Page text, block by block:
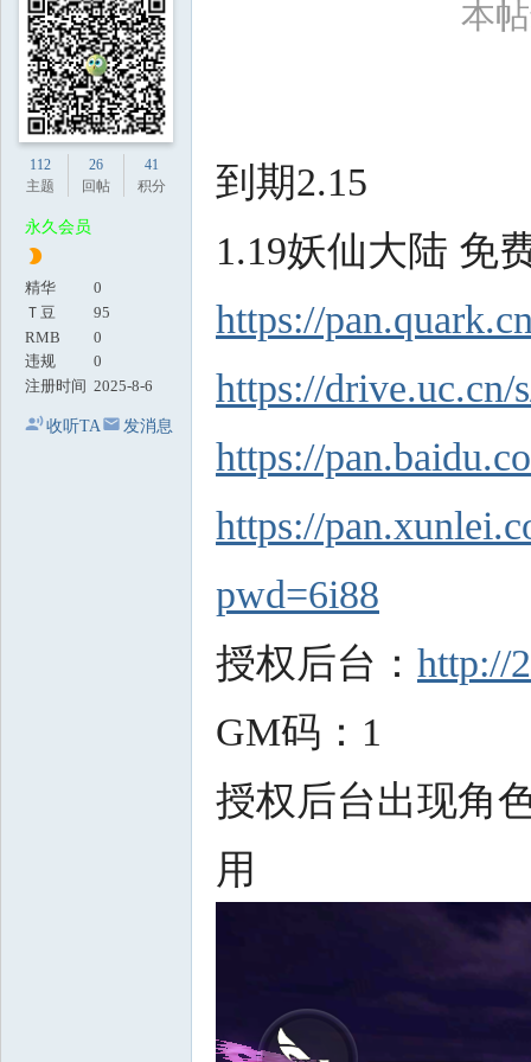
112
主题
26
回帖
41
积分
永久会员
精华
0
Ｔ豆
95
RMB
0
违规
0
注册时间 2025-8-6
收听TA 发消息
本
到期2.15
1.19妖仙大陆 免
https://
https://drive.uc.cn/
https://
https://
pwd=6i88
授权后台： http://
GM码：1
授权后台出现角
用